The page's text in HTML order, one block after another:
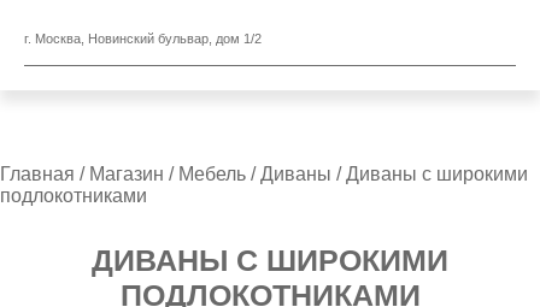
г. Москва, Новинский бульвар, дом 1/2
Главная / Магазин / Мебель /Диваны / Диваны с широкими
подлокотниками
ДИВАНЫ С ШИРОКИМИ
ПОДЛОКОТНИКАМИ